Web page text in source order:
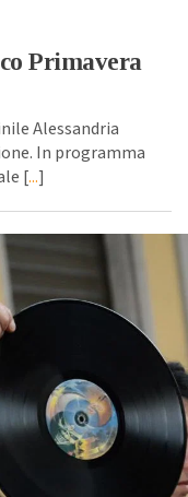
Primavera
Alessandria
In programma
[...]